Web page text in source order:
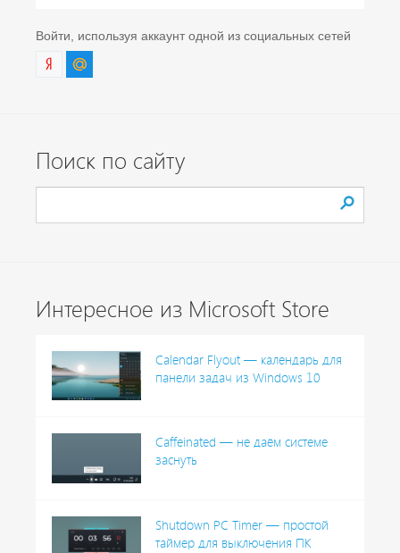
Войти, используя аккаунт одной из социальных сетей
Поиск по сайту
Интересное из Microsoft Store
Calendar Flyout — календарь для
панели задач из Windows 10
Caffeinated — не даём системе
заснуть
Shutdown PC Timer — простой
таймер для выключения ПК